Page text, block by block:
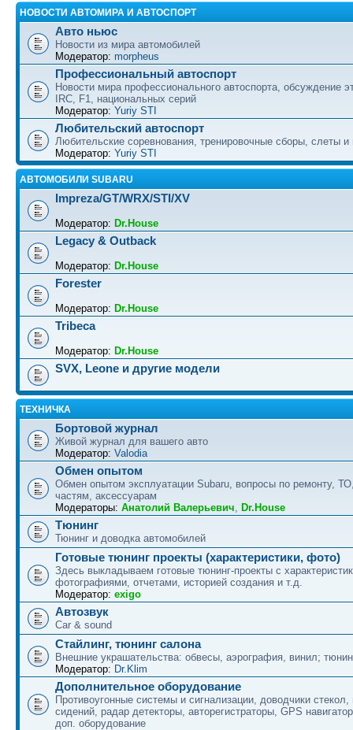
НОВОСТИ АВТОМИРА И АВТОСПОРТ
Авто ньюс
Новости из мира автомобилей
Модератор: morpheus
Профессиональный автоспорт
Новости мира профессионального автоспорта, обсуждение
IRC, F1, национальных серий
Модератор: Yuriy STI
Любительский автоспорт
Любительские соревнования, тренировочные сборы, слеты и
Модератор: Yuriy STI
АВТОМОБИЛИ SUBARU
Impreza/GT/WRX/STI/XV
Модератор: Dr.House
Legacy & Outback
Модератор: Dr.House
Forester
Модератор: Dr.House
Tribeca
Модератор: Dr.House
SVX, Leone и другие модели
ТЕХНИЧКА
Бортовой журнал
Живой журнал для вашего авто
Модератор: Valodia
Обмен опытом
Обмен опытом эксплуатации Subaru, вопросы по ремонту,
частям, аксессуарам
Модераторы: Анатолий Валерьевич, Dr.House
Тюнинг
Тюнинг и доводка автомобилей
Готовые тюнинг проекты (характеристики, фото)
Здесь выкладываем готовые тюнинг-проекты с
фотографиями, отчетами, историей создания и т.д.
Модератор: exigo
Автозвук
Car & sound
Стайлинг, тюнинг салона
Внешние украшательства: обвесы, аэрография, винил;
Модератор: Dr.Klim
Дополнительное оборудование
Противоугонные системы и сигнализации, доводчики стекол,
сидений, радар детекторы, авторегистраторы, GPS
доп. оборудование